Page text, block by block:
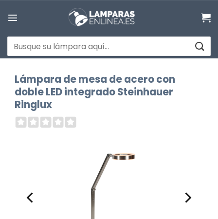
Buscar
por:
Lámpara de mesa de acero con
doble LED integrado Steinhauer
Ringlux